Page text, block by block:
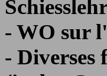
- WO sur
- Diverses